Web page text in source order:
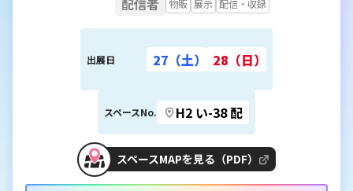
配信者 物販 展示 配信・収録
出展日 27（土） 28（日）
スペースNo. H2 い-38 配
スペースMAPを見る（PDF）